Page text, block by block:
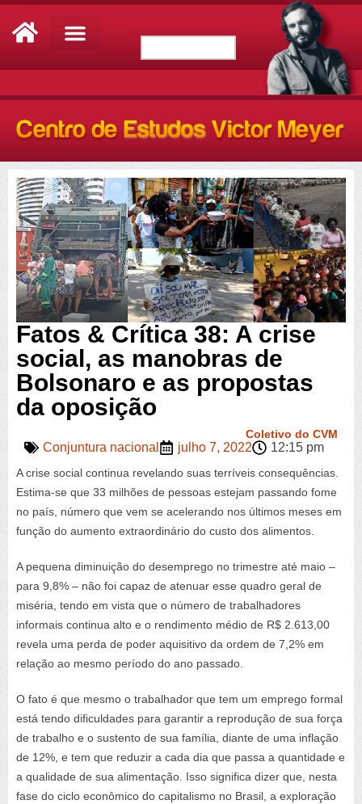
Fatos & Crítica 38: A crise
social, as manobras de
Bolsonaro e as propostas
da oposição
Coletivo do CVM
Conjuntura nacional julho 7, 2022 12:15 pm
A crise social continua revelando suas terríveis consequências.
Estima-se que 33 milhões de pessoas estejam passando fome
no país, número que vem se acelerando nos últimos meses em
função do aumento extraordinário do custo dos alimentos.
A pequena diminuição do desemprego no trimestre até maio –
para 9,8% – não foi capaz de atenuar esse quadro geral de
miséria, tendo em vista que o número de trabalhadores
informais continua alto e o rendimento médio de R$ 2.613,00
revela uma perda de poder aquisitivo da ordem de 7,2% em
relação ao mesmo período do ano passado.
O fato é que mesmo o trabalhador que tem um emprego formal
está tendo dificuldades para garantir a reprodução de sua força
de trabalho e o sustento de sua família, diante de uma inflação
de 12%, e tem que reduzir a cada dia que passa a quantidade e
a qualidade de sua alimentação. Isso significa dizer que, nesta
fase do ciclo econômico do capitalismo no Brasil, a exploração